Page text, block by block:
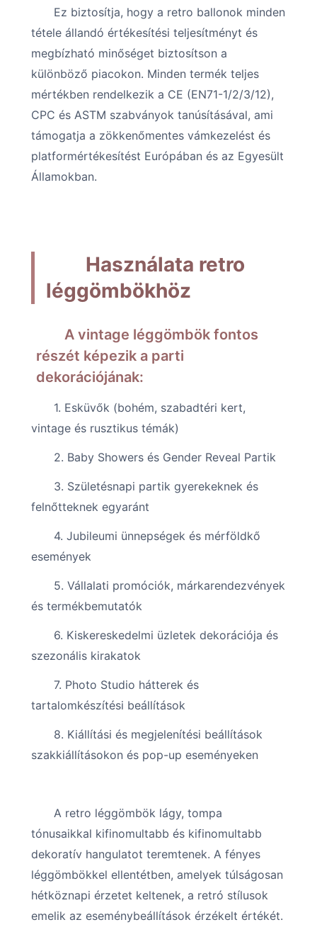
Ez biztosítja, hogy a retro ballonok minden
tétele állandó értékesítési teljesítményt és
megbízható minőséget biztosítson a
különböző piacokon. Minden termék teljes
mértékben rendelkezik a CE (EN71-1/2/3/12),
CPC és ASTM szabványok tanúsításával, ami
támogatja a zökkenőmentes vámkezelést és
platformértékesítést Európában és az Egyesült
Államokban.
Használata retro
léggömbökhöz
A vintage léggömbök fontos
részét képezik a parti
dekorációjának:
1. Esküvők (bohém, szabadtéri kert,
vintage és rusztikus témák)
2. Baby Showers és Gender Reveal Partik
3. Születésnapi partik gyerekeknek és
felnőtteknek egyaránt
4. Jubileumi ünnepségek és mérföldkő
események
5. Vállalati promóciók, márkarendezvények
és termékbemutatók
6. Kiskereskedelmi üzletek dekorációja és
szezonális kirakatok
7. Photo Studio hátterek és
tartalomkészítési beállítások
8. Kiállítási és megjelenítési beállítások
szakkiállításokon és pop-up eseményeken
A retro léggömbök lágy, tompa
tónusaikkal kifinomultabb és kifinomultabb
dekoratív hangulatot teremtenek. A fényes
léggömbökkel ellentétben, amelyek túlságosan
hétköznapi érzetet keltenek, a retró stílusok
emelik az eseménybeállítások érzékelt értékét.